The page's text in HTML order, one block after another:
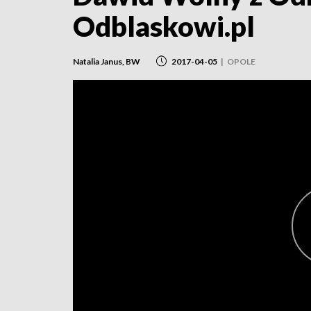
Odblaskowi.pl
Natalia Janus, BW 2017-04-05 | OPOLE